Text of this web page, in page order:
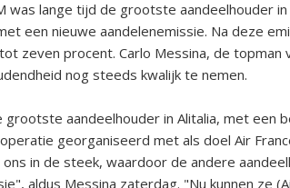
was lange tijd de grootste aandeelhouder
een nieuwe aandelenemissie. Na deze
zeven procent. Carlo Messina, de topman
nog steeds kwalijk te nemen.
grootste aandeelhouder in Alitalia, met een
georganiseerd met als doel Air
in de steek, waardoor de andere
aldus Messina zaterdag. "Nu kunnen ze